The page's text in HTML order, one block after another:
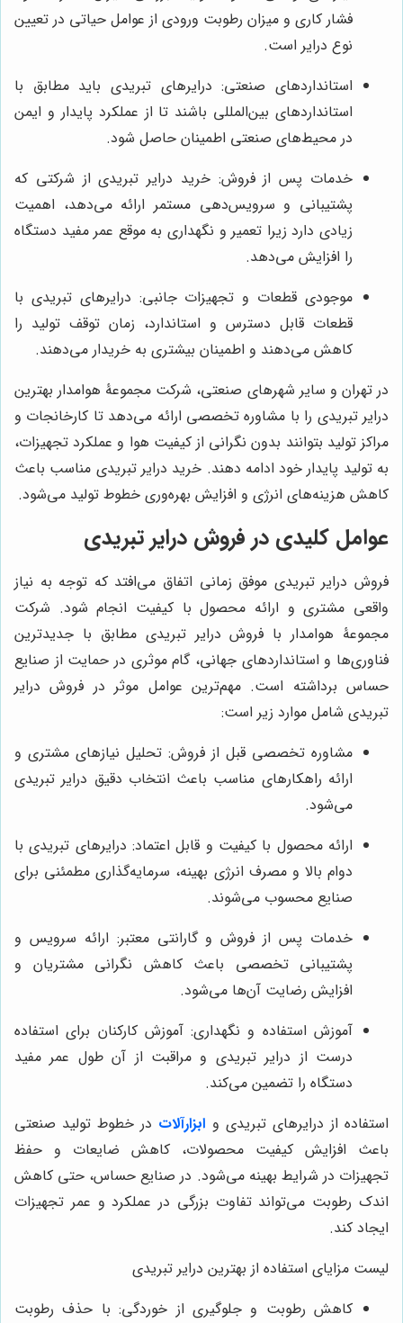
فشار کاری و میزان رطوبت ورودی از عوامل حیاتی در تعیین
نوع درایر است.
استانداردهای صنعتی: درایرهای تبریدی باید مطابق با
استانداردهای بین‌المللی باشند تا از عملکرد پایدار و ایمن
در محیط‌های صنعتی اطمینان حاصل شود.
خدمات پس از فروش: خرید درایر تبریدی از شرکتی که
پشتیبانی و سرویس‌دهی مستمر ارائه می‌دهد، اهمیت
زیادی دارد زیرا تعمیر و نگهداری به موقع عمر مفید دستگاه
را افزایش می‌دهد.
موجودی قطعات و تجهیزات جانبی: درایرهای تبریدی با
قطعات قابل دسترس و استاندارد، زمان توقف تولید را
کاهش می‌دهند و اطمینان بیشتری به خریدار می‌دهند.
در تهران و سایر شهرهای صنعتی، شرکت مجموعۀ هوامدار بهترین
درایر تبریدی را با مشاوره تخصصی ارائه می‌دهد تا کارخانجات و
مراکز تولید بتوانند بدون نگرانی از کیفیت هوا و عملکرد تجهیزات،
به تولید پایدار خود ادامه دهند. خرید درایر تبریدی مناسب باعث
کاهش هزینه‌های انرژی و افزایش بهره‌وری خطوط تولید می‌شود.
عوامل کلیدی در فروش درایر تبریدی
فروش درایر تبریدی موفق زمانی اتفاق می‌افتد که توجه به نیاز
واقعی مشتری و ارائه محصول با کیفیت انجام شود. شرکت
مجموعۀ هوامدار با فروش درایر تبریدی مطابق با جدیدترین
فناوری‌ها و استانداردهای جهانی، گام موثری در حمایت از صنایع
حساس برداشته است. مهم‌ترین عوامل موثر در فروش درایر
تبریدی شامل موارد زیر است:
مشاوره تخصصی قبل از فروش: تحلیل نیازهای مشتری و
ارائه راهکارهای مناسب باعث انتخاب دقیق درایر تبریدی
می‌شود.
ارائه محصول با کیفیت و قابل اعتماد: درایرهای تبریدی با
دوام بالا و مصرف انرژی بهینه، سرمایه‌گذاری مطمئنی برای
صنایع محسوب می‌شوند.
خدمات پس از فروش و گارانتی معتبر: ارائه سرویس و
پشتیبانی تخصصی باعث کاهش نگرانی مشتریان و
افزایش رضایت آن‌ها می‌شود.
آموزش استفاده و نگهداری: آموزش کارکنان برای استفاده
درست از درایر تبریدی و مراقبت از آن طول عمر مفید
دستگاه را تضمین می‌کند.
استفاده از درایرهای تبریدی و ابزارآلات در خطوط تولید صنعتی
باعث افزایش کیفیت محصولات، کاهش ضایعات و حفظ
تجهیزات در شرایط بهینه می‌شود. در صنایع حساس، حتی کاهش
اندک رطوبت می‌تواند تفاوت بزرگی در عملکرد و عمر تجهیزات
ایجاد کند.
لیست مزایای استفاده از بهترین درایر تبریدی
کاهش رطوبت و جلوگیری از خوردگی: با حذف رطوبت